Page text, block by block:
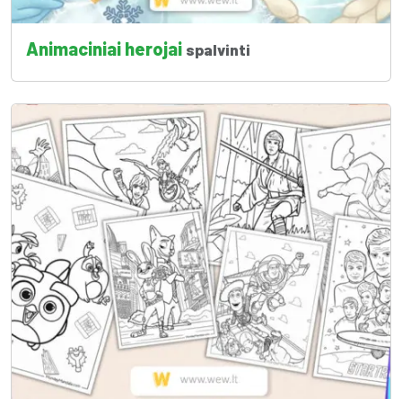
Animaciniai herojai spalvinti